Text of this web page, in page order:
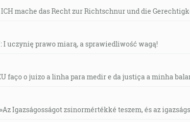
ICH mache das Recht zur Richtschnur und die
I uczynię prawo miarą, a sprawiedliwość wagą!
faço o juizo a linha para medir e da justiça a minha
»Az Igazságosságot zsinormértékké teszem, és az